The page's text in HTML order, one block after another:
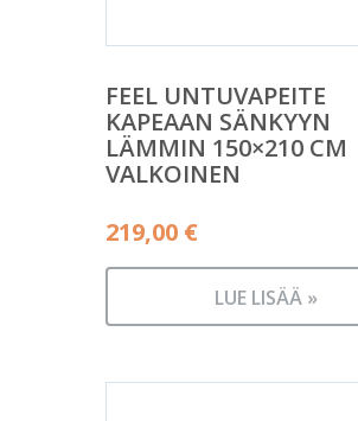
FEEL UNTUVAPEITE
KAPEAAN SÄNKYYN
LÄMMIN 150×210 CM
VALKOINEN
219,00 €
LUE LISÄÄ »